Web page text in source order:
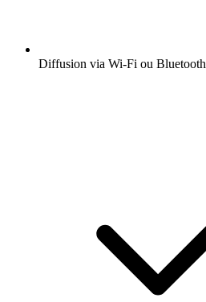
Diffusion via Wi-Fi ou Bluetooth